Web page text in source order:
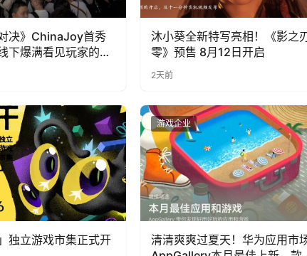
决》ChinaJoy首秀
下爆满看见玩家的真
沐小葵全新特写亮相！《影之
零》预售 8月12日开启
2天前
独立游戏市集正式开
游戏企业
清清爽爽过夏天！华为应用市